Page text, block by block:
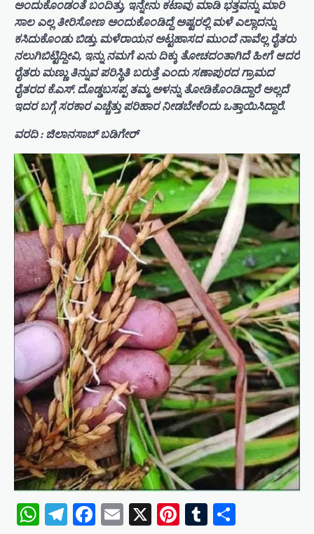
ಅಂದುಕೊಂಡಂತೆ ಬಂದಿತ್ತು, ಇನ್ನೇನು ಕಟಾವು ಮಾಡಿ ಭತ್ತವನ್ನು ಮಾರಿ
ಸಾಲ ಎಲ್ಲ ತೀರಿಸೋಣ ಅಂದುಕೊಂಡಿದ್ದೆ ಅಷ್ಟರಲ್ಲಿ ಮಳೆ ಎಲ್ಲಾದನ್ನು
ಕಸಿದುಕೊಂಡು ಬಿಡ್ತು. ಮಳೆರಾಯನ ಅಟ್ಟಹಾಸದ ಮುಂದೆ ನಾವೆಲ್ಲ ರೈತರು
ನಲುಗಿಬಿಟ್ಟಿದ್ದೀವಿ, ಇನ್ನು ನಮಗೆ ಏನು ದಿಕ್ಕು ತೋಚದಂತಾಗಿದೆ ಹೀಗೆ ಆದರೆ
ರೈತರು ಮಣ್ಣು ತಿನ್ನುವ ಪರಿಸ್ಥಿತಿ ಬರುತ್ತೆ ಎಂದು ಸಣಾಪುರದ ಗ್ರಾಮದ
ರೈತರದ ಕೆ.ಎಸ್. ದೊಡ್ಡಬಸಪ್ಪ ತಮ್ಮ ಅಳನ್ನು ತೋಡಿಕೊಂಡಿದ್ದಾರೆ ಅಲ್ಲದೆ
ಇದರ ಬಗ್ಗೆ ಸರಕಾರ ಎಚ್ಚೆತ್ತು ಪರಿಹಾರ ನೀಡಬೇಕೆಂದು ಒತ್ತಾಯಿಸಿದ್ದಾರೆ.
ವರದಿ : ಜಿಲಾನಸಾಬ್ ಬಡಿಗೇರ್
WhatsApp
Telegram
Facebook
Email
X Pinterest
Tumblr